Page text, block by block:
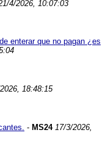
4/2026, 10:07:03
enterar que no pagan ¿es
18:48:15
- MS24 17/3/2026,